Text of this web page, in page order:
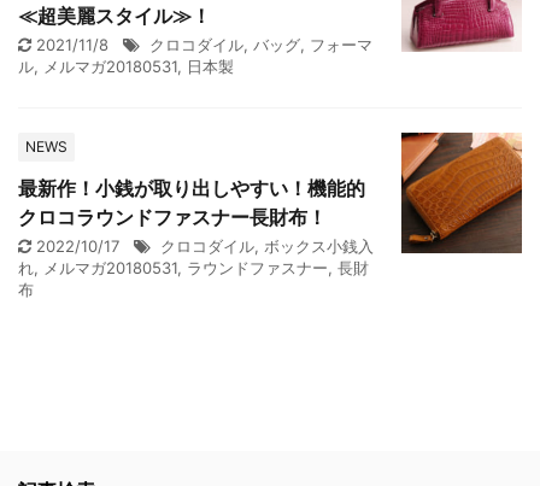
≪超美麗スタイル≫！
2021/11/8 クロコダイル, バッグ, フォーマ
ル, メルマガ20180531, 日本製
NEWS
最新作！小銭が取り出しやすい！機能的
クロコラウンドファスナー長財布！
2022/10/17 クロコダイル, ボックス小銭入
れ, メルマガ20180531, ラウンドファスナー, 長財
布